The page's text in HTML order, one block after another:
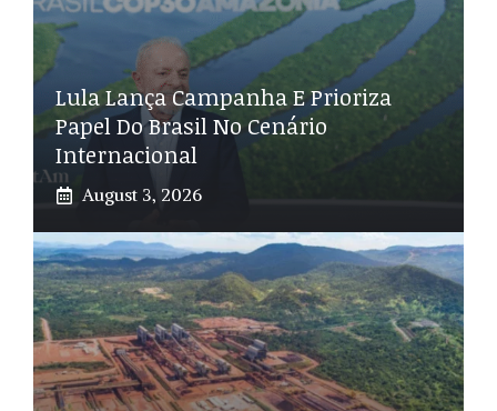
Lula Lança Campanha E Prioriza
Papel Do Brasil No Cenário
Internacional
August 3, 2026